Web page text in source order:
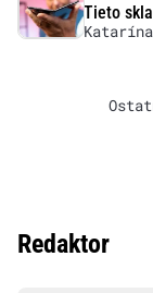
Tieto
Redaktor